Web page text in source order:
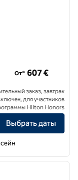
Hotel, a SLH Hotel
От* 607 €
заказ, завтрак
для участников
Hilton Honors
Выбрать даты